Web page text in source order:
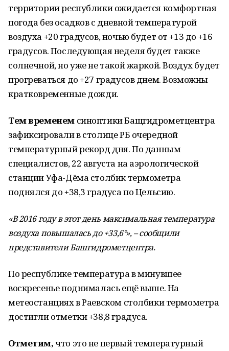
территории республики ожидается комфортная
погода без осадков с дневной температурой
воздуха +20 градусов, ночью будет от +13 до +16
градусов. Последующая неделя будет также
солнечной, но уже не такой жаркой. Воздух будет
прогреваться до +27 градусов днем. Возможны
кратковременные дожди.
Тем временемсиноптики Бащгидрометцентра
зафиксировали в столице РБ очередной
температурный рекорд дня. По данным
специалистов, 22 августа на аэрологической
станции Уфа-Дёма столбик термометра
поднялся до +38,3 градуса по Цельсию.
«В 2016 году в этот день максимальная температура
воздуха повышалась до +33,6°», – сообщили
представители Башгидрометцентра.
По республике температура в минувшее
воскресенье поднималась ещё выше. На
метеостанциях в Раевском столбики термометра
достигли отметки +38,8 градуса.
Отметим,что это не первый температурный